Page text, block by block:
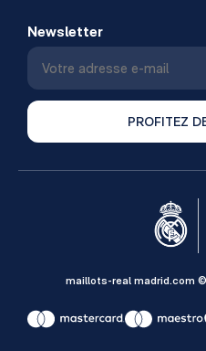
Newsletter
PROFITEZ
maillots-real madrid.com